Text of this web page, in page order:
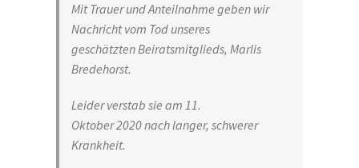
Mit Trauer und Anteilnahme geben wir
Nachricht vom Tod unseres
geschätzten Beiratsmitglieds, Marlis
Bredehorst.
Leider verstab sie am 11.
Oktober 2020 nach langer, schwerer
Krankheit.